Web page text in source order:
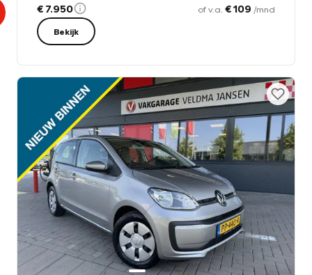
€ 7.950 of v.a. € 109 /mnd
Bekijk